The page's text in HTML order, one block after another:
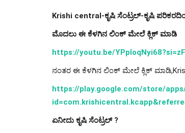
Krishi central-ಕೃಷಿ ಸೆಂಟ್ರಲ್-ಕೃಷಿ
ಮೊದಲು ಈ ಕೆಳಗಿನ ಲಿಂಕ್ ಮೇಲೆ ಕ್ಲಿಕ್ ಮಾಡಿ
https://youtu.be/
ನಂತರ ಈ ಕೆಳಗಿನ ಲಿಂಕ್ ಮೇಲೆ ಕ್ಲಿಕ್
https://play.google.com/store/
ಏನೀದು ಕೃಷಿ ಸೆಂಟ್ರಲ್ ?